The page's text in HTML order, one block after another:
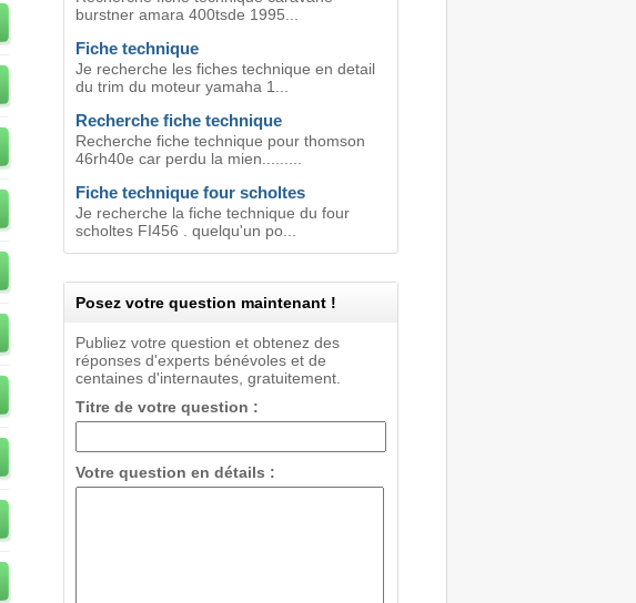
burstner amara 400tsde 1995...
Fiche technique
Je recherche les fiches technique en detail
du trim du moteur yamaha 1...
Recherche fiche technique
Recherche fiche technique pour thomson
46rh40e car perdu la mien.........
Fiche technique four scholtes
Je recherche la fiche technique du four
scholtes FI456 . quelqu'un po...
Posez votre question maintenant !
Publiez votre question et obtenez des
réponses d'experts bénévoles et de
centaines d'internautes, gratuitement.
Titre de votre question :
Votre question en détails :